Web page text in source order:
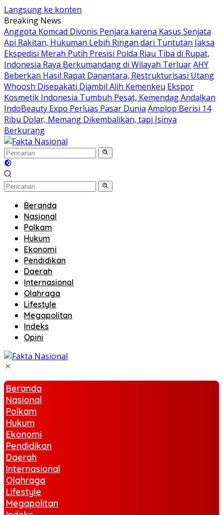
Langsung ke konten
Breaking News
Anggota Komcad Divonis Penjara karena Kasus Senjata
Api Rakitan, Hukuman Lebih Ringan dari Tuntutan Jaksa
Ekspedisi Merah Putih Presisi Polda Riau Tiba di Rupat,
Indonesia Raya Berkumandang di Wilayah TerluarAHY
Beberkan Hasil Rapat Danantara, Restrukturisasi Utang
Whoosh Disepakati Diambil Alih Kemenkeu Ekspor
Kosmetik Indonesia Tumbuh Pesat, Kemendag Andalkan
IndoBeauty Expo Perluas Pasar Dunia Amplop Berisi 14
Ribu Dolar, Memang Dikembalikan, tapi Isinya
Berkurang
Beranda
Nasional
Polkam
Hukum
Ekonomi
Pendidikan
Daerah
Internasional
Olahraga
Lifestyle
Megapolitan
Indeks
Opini
Beranda
Nasional
Polkam
Hukum
Ekonomi
Pendidikan
Daerah
Internasional
Olahraga
Lifestyle
Megapolitan